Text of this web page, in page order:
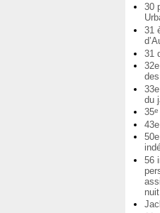
30
31
31
du
35e
56